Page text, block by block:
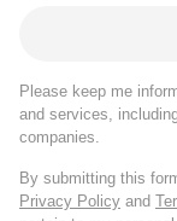
Please keep me
and services,
companies.
By submitting this
Privacy Policy and